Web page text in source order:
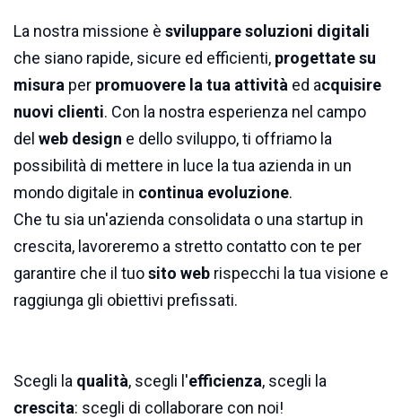
La nostra missione è sviluppare soluzioni digitali
che siano rapide, sicure ed efficienti, progettate su
misura per promuovere la tua attività ed acquisire
nuovi clienti. Con la nostra esperienza nel campo
del web design e dello sviluppo, ti offriamo la
possibilità di mettere in luce la tua azienda in un
mondo digitale in continua evoluzione.
Che tu sia un'azienda consolidata o una startup in
crescita, lavoreremo a stretto contatto con te per
garantire che il tuosito web rispecchi la tua visione e
raggiunga gli obiettivi prefissati.
Scegli la qualità, scegli l'efficienza, scegli la
crescita: scegli di collaborare con noi!